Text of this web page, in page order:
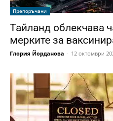
Препоръчани
Тайланд облекчава
мерките за
Глория Йорданова - 12 октомври